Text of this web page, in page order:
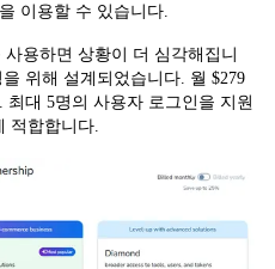
이용할 수 있습니다.
용하면 상황이 더 심각해집니
위해 설계되었습니다. 월 $279
최대 5명의 사용자 로그인을 지원
적합합니다.